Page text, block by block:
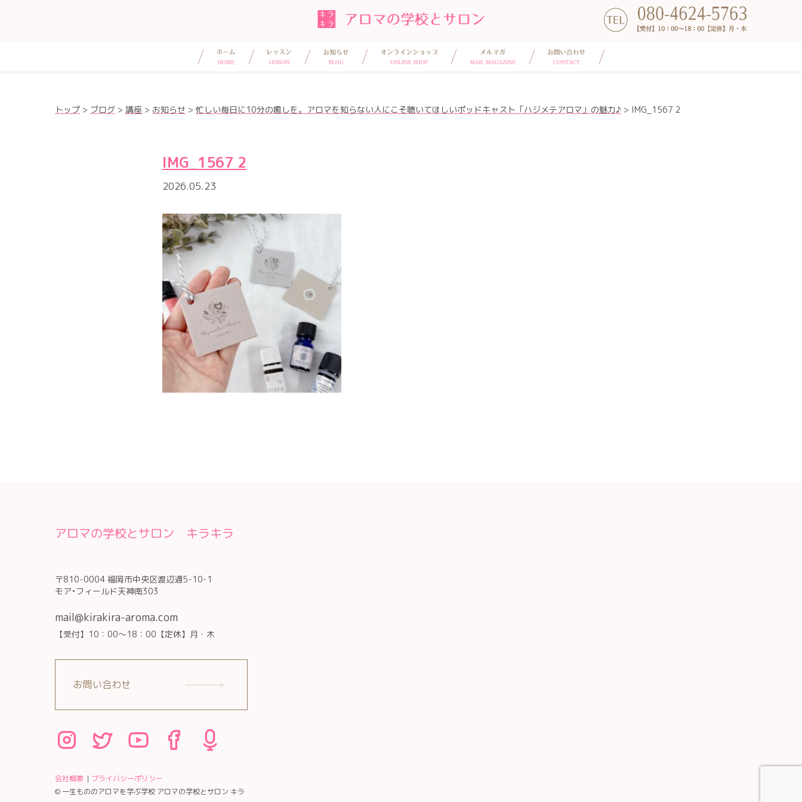
トップ > ブログ > 講座 > お知らせ > 忙しい毎日に10分の癒しを。アロマを知らない人にこそ聴いてほしいポッドキャスト「ハジメテアロマ」の魅力♪ > IMG_1567 2
IMG_1567 2
2026.05.23
アロマの学校とサロン キラキラ
〒810-0004 福岡市中央区渡辺通5-10-1
モア•フィールド天神南303
mail@kirakira-aroma.com
【受付】10：00～18：00【定休】月・木
お問い合わせ
会社概要
プライバシーポリシー
© 一生もののアロマを学ぶ学校 アロマの学校とサロン キラ